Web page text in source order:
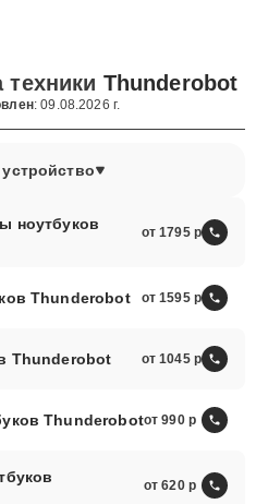
Thunderobot
: 09.08.2026 г.
ноутбуков
от 1795
Thunderobot от 1595
Thunderobot от 1045
Thunderobotот 990
от 620